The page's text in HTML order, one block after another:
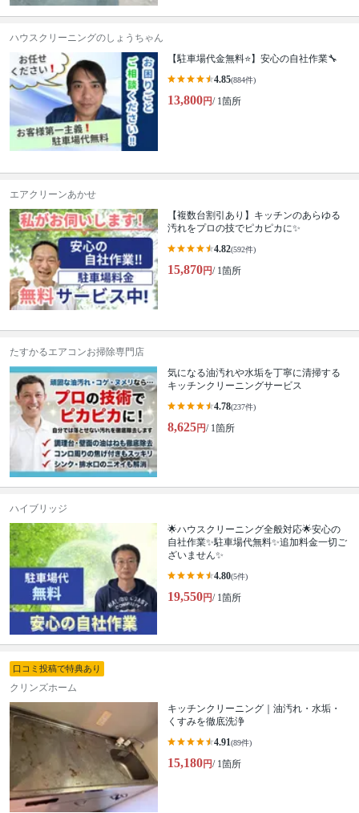
ハウスクリーニングのしょうちゃん
【駐車場代金無料⭐️】安心の自社作業🔧
4.85(884件)
13,800円/ 1箇所
エアクリーンあかせ
【複数台割引あり】キッチンのあらゆる
汚れをプロの技でピカピカに✨
4.82(592件)
15,870円/ 1箇所
たすかるエアコンお掃除専門店
気になる油汚れや水垢を丁寧に清掃する
キッチンクリーニングサービス
4.78(237件)
8,625円/ 1箇所
ハイブリッジ
🌟ハウスクリーニング全般対応🌟安心の
自社作業✨️駐車場代無料✨️追加料金一切ご
ざいません✨
4.80(5件)
19,550円/ 1箇所
口コミ投稿で特典あり
クリンズホーム
キッチンクリーニング｜油汚れ・水垢・
くすみを徹底洗浄
4.91(89件)
15,180円/ 1箇所